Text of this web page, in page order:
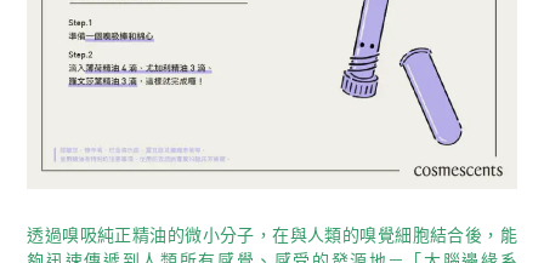
透過嗅吸純正精油的微小分子，在與人類的嗅覺細胞結合後，能